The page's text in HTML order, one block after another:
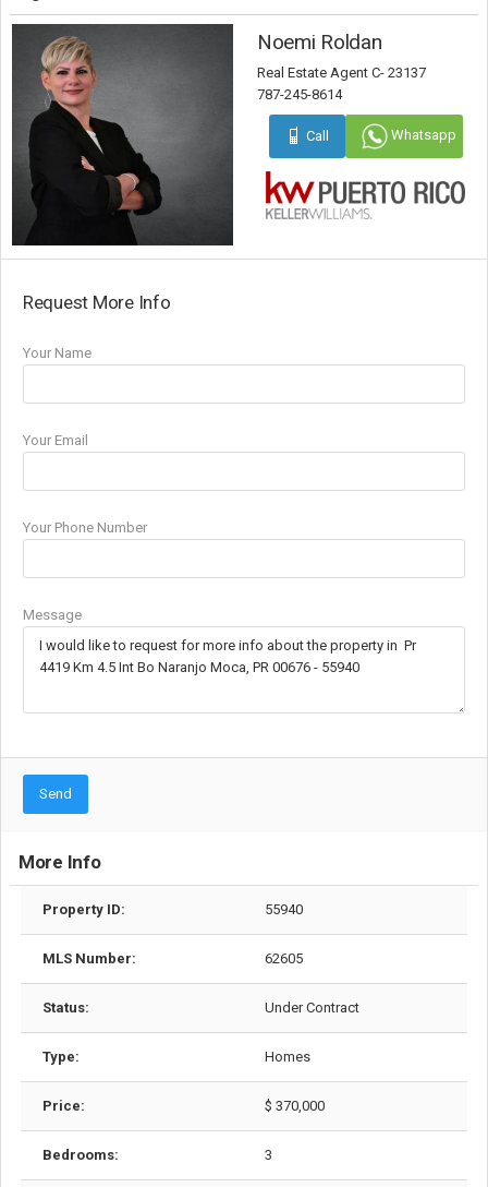
Noemi Roldan
Real Estate Agent C- 23137
787-245-8614
Call Whatsapp
Request More Info
Your Name
Your Email
Your Phone Number
Message
Send
More Info
Property ID: 55940
MLS Number: 62605
Status: Under Contract
Type: Homes
Price: $ 370,000
Bedrooms: 3